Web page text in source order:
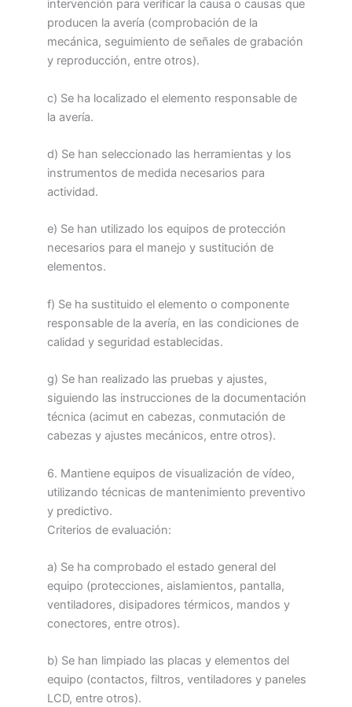
intervención para verificar la causa o causas que
producen la avería (comprobación de la
mecánica, seguimiento de señales de grabación
y reproducción, entre otros).
c) Se ha localizado el elemento responsable de
la avería.
d) Se han seleccionado las herramientas y los
instrumentos de medida necesarios para
actividad.
e) Se han utilizado los equipos de protección
necesarios para el manejo y sustitución de
elementos.
f) Se ha sustituido el elemento o componente
responsable de la avería, en las condiciones de
calidad y seguridad establecidas.
g) Se han realizado las pruebas y ajustes,
siguiendo las instrucciones de la documentación
técnica (acimut en cabezas, conmutación de
cabezas y ajustes mecánicos, entre otros).
6. Mantiene equipos de visualización de vídeo,
utilizando técnicas de mantenimiento preventivo
y predictivo.
Criterios de evaluación:
a) Se ha comprobado el estado general del
equipo (protecciones, aislamientos, pantalla,
ventiladores, disipadores térmicos, mandos y
conectores, entre otros).
b) Se han limpiado las placas y elementos del
equipo (contactos, filtros, ventiladores y paneles
LCD, entre otros).